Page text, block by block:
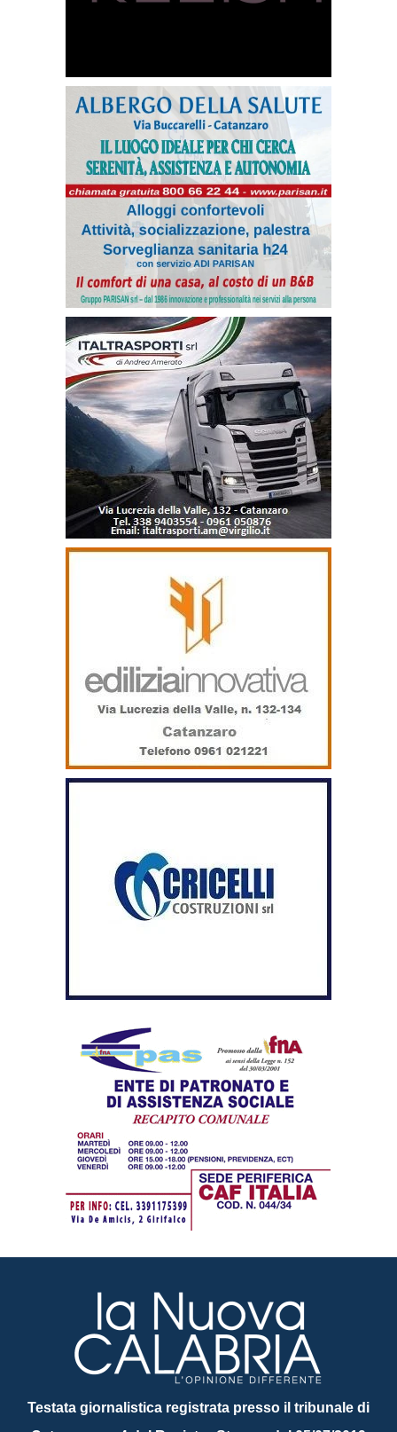
Testata giornalistica registrata presso il tribunale di